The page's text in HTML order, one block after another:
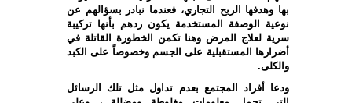
بها وهدفها الربح التجاري، فعندما نبادر بسؤالهم عن
نوعية الوصفة المستخدمة يكون ردهم بأنها تركيبة
سرية لعلاج المرض وهنا تكمن الخطورة القاتلة في
أضرارها المستقبلية على الجسم وخصوصاً على الكبد
والكلى.
ودعا أفراد المجتمع بعدم تداول مثل تلك الرسائل